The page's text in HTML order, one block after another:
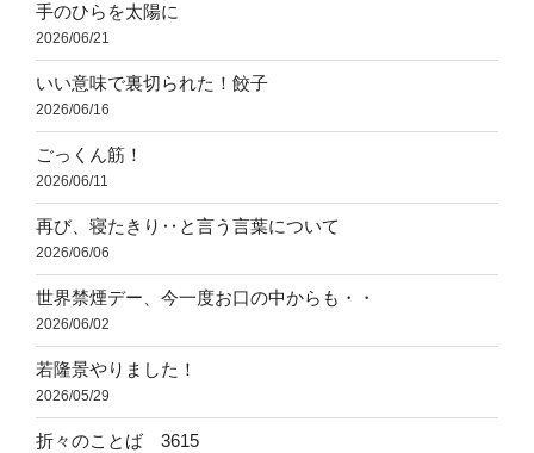
手のひらを太陽に
2026/06/21
いい意味で裏切られた！餃子
2026/06/16
ごっくん筋！
2026/06/11
再び、寝たきり‥と言う言葉について
2026/06/06
世界禁煙デー、今一度お口の中からも・・
2026/06/02
若隆景やりました！
2026/05/29
折々のことば 3615